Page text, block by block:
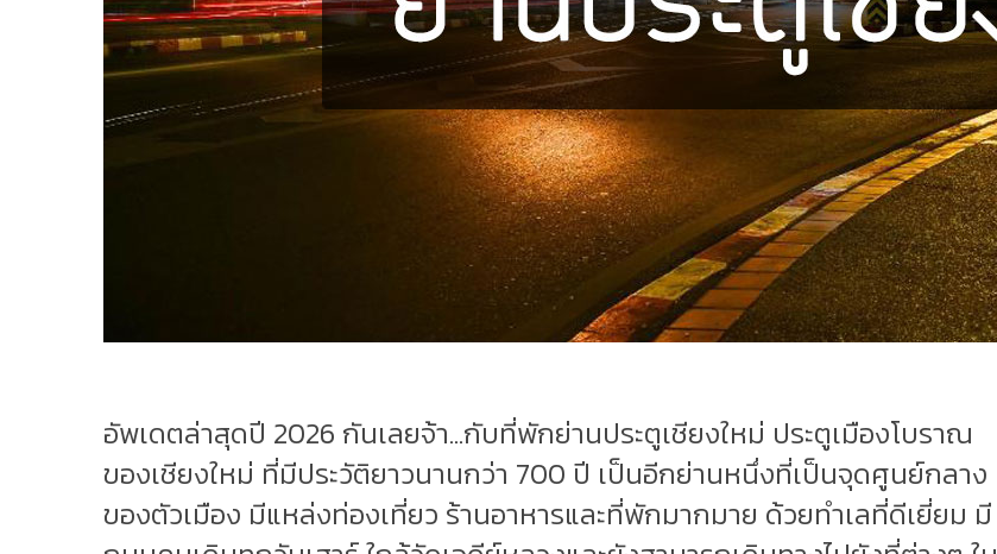
อัพเดตล่าสุดปี 2026 กันเลยจ้า...กับที่พักย่านประตูเชียงใหม่ ประตูเมืองโบราณ
ของเชียงใหม่ ที่มีประวัติยาวนานกว่า 700 ปี เป็นอีกย่านหนึ่งที่เป็นจุดศูนย์กลาง
ของตัวเมือง มีแหล่งท่องเที่ยว ร้านอาหารและที่พักมากมาย ด้วยทำเลที่ดีเยี่ยม มี